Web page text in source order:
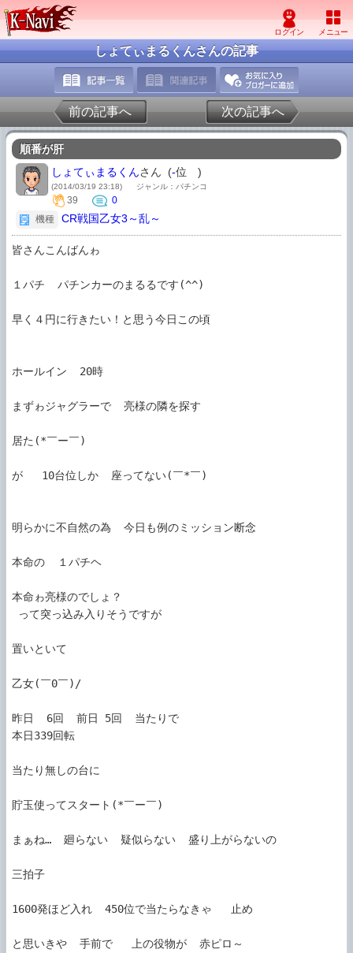
しょてぃまるくんさんの記事
前の記事へ 次の記事へ
順番が肝
しょてぃまるくんさん (-位 )
(2014/03/19 23:18) ジャンル：パチンコ
39
0
機種
CR戦国乙女3～乱～
皆さんこんばんゎ
１パチ  パチンカーのまるるです(^^)
早く４円に行きたい！と思う今日この頃
ホールイン  20時
まずゎジャグラーで  亮様の隣を探す
居た(*￣ー￣)
が   10台位しか  座ってない(￣*￣)
明らかに不自然の為  今日も例のミッション断念
本命の  １パチヘ
本命ゎ亮様のでしょ？
置いといて
乙女(￣0￣)/
昨日  6回  前日 5回  当たりで
本日339回転
当たり無しの台に
貯玉使ってスタート(*￣ー￣)
まぁね…  廻らない  疑似らない  盛り上がらないの
三拍子
1600発ほど入れ  450位で当たらなきゃ   止め
と思いきや  手前で   上の役物が  赤ピロ～